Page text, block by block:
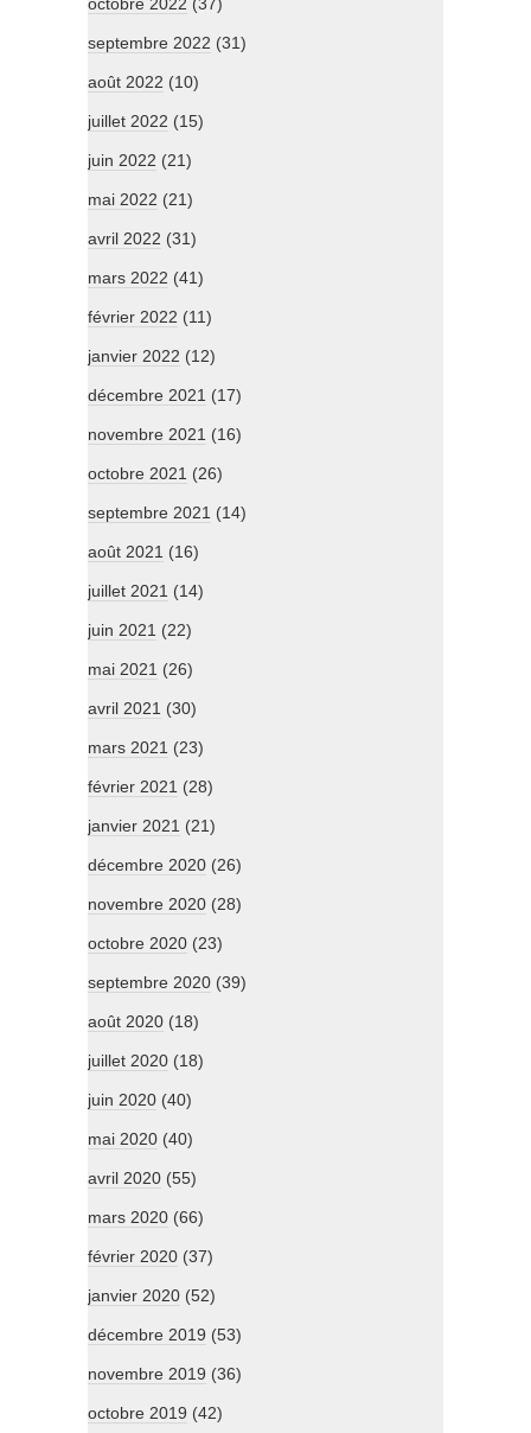
octobre 2022 (37)
septembre 2022 (31)
août 2022 (10)
juillet 2022 (15)
juin 2022 (21)
mai 2022 (21)
avril 2022 (31)
mars 2022 (41)
février 2022 (11)
janvier 2022 (12)
décembre 2021 (17)
novembre 2021 (16)
octobre 2021 (26)
septembre 2021 (14)
août 2021 (16)
juillet 2021 (14)
juin 2021 (22)
mai 2021 (26)
avril 2021 (30)
mars 2021 (23)
février 2021 (28)
janvier 2021 (21)
décembre 2020 (26)
novembre 2020 (28)
octobre 2020 (23)
septembre 2020 (39)
août 2020 (18)
juillet 2020 (18)
juin 2020 (40)
mai 2020 (40)
avril 2020 (55)
mars 2020 (66)
février 2020 (37)
janvier 2020 (52)
décembre 2019 (53)
novembre 2019 (36)
octobre 2019 (42)